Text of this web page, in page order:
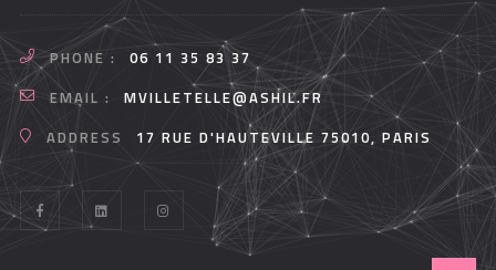
PHONE :
06 11 35 83 37
EMAIL :
MVILLETELLE@ASHIL.FR
ADDRESS
17 RUE D'HAUTEVILLE 75010, PARIS